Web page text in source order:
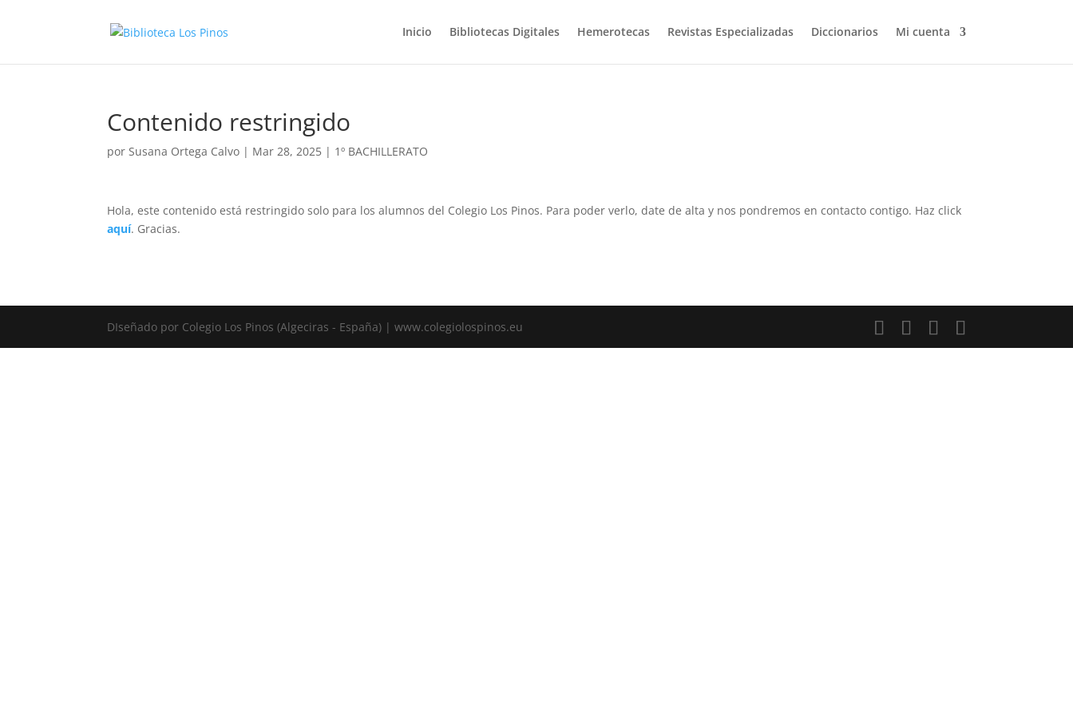
Inicio Bibliotecas Digitales Hemerotecas Revistas Especializadas Diccionarios Mi cuenta
Contenido restringido
porSusana Ortega Calvo | Mar 28, 2025 | 1º BACHILLERATO
Hola, este contenido está restringido solo para los alumnos del Colegio Los Pinos. Para poder verlo, date de alta y nos pondremos en contacto contigo. Haz click
aquí. Gracias.
DIseñado por Colegio Los Pinos (Algeciras - España) | www.colegiolospinos.eu